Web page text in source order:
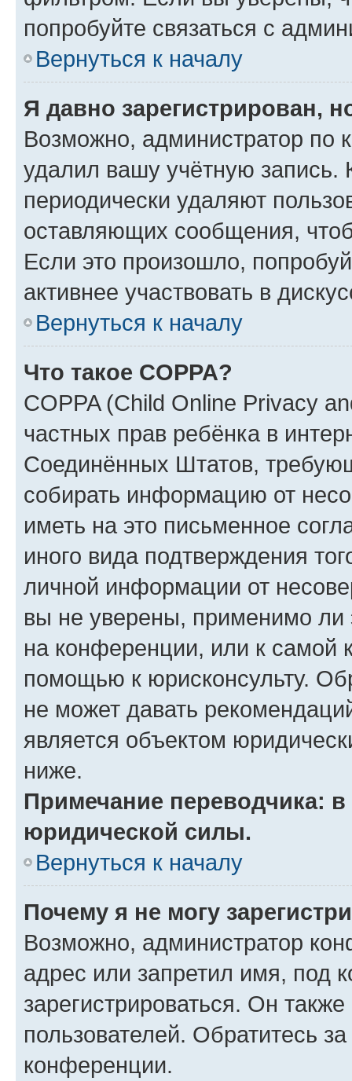
попробуйте связаться с
Вернуться к началу
Я давно зарегистрирован,
Возможно, администратор по
удалил вашу учётную запись.
периодически удаляют
оставляющих сообщения,
Если это произошло,
активнее участвовать в
Вернуться к началу
Что такое COPPA?
COPPA (Child Online Privacy
частных прав ребёнка в
Соединённых Штатов,
собирать информацию от
иметь на это письменное
иного вида подтверждения
личной информации от
вы не уверены, применимо ли
на конференции, или к самой
помощью к юрисконсульту.
не может давать
является объектом
ниже.
Примечание переводчика:
юридической силы.
Вернуться к началу
Почему я не могу
Возможно, администратор
адрес или запретил имя, под
зарегистрироваться. Он
пользователей. Обратитесь
конференции.